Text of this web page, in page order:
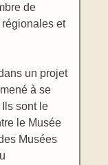
de
et
un projet
à se
sont le
le Musée
Musées